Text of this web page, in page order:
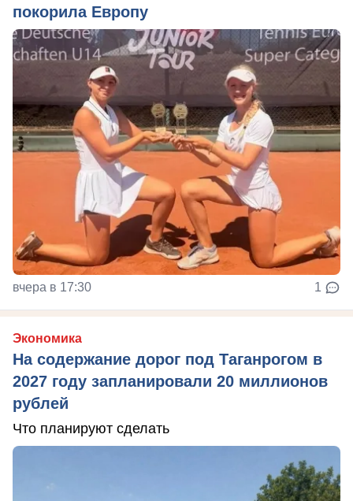
покорила Европу
вчера в 17:30 1
Экономика
На содержание дорог под Таганрогом в
2027 году запланировали 20 миллионов
рублей
Что планируют сделать